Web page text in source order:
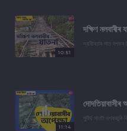
10:51
দক্ষিণ নলবাৰীৰ
স্বাধীনতাৰ সাত দশকৰ
11:14
দোদতিয়াবাসীৰ
সুদীৰ্ঘ সাতটা দশকজুৰি